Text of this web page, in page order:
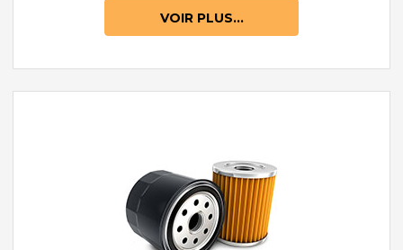
VOIR PLUS...